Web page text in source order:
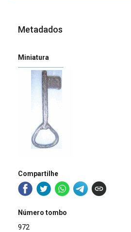
Metadados
Miniatura
Compartilhe
Número tombo
972